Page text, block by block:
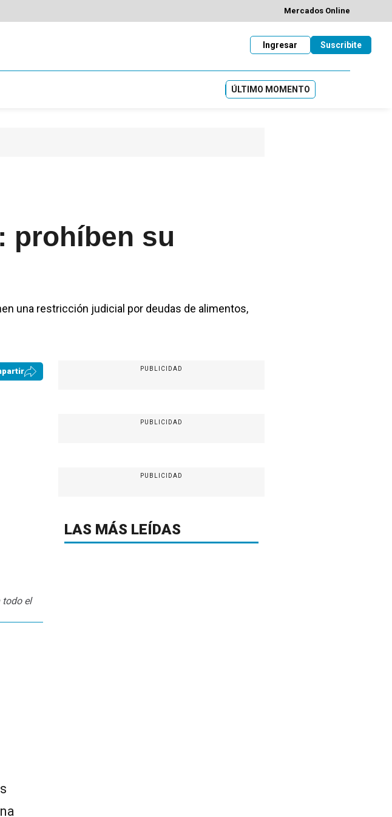
Mercados Online
Suscribite
Ingresar
ÚLTIMO MOMENTO
prohíben su
una restricción judicial por deudas de alimentos,
todo el
PUBLICIDAD
PUBLICIDAD
PUBLICIDAD
LAS MÁS LEÍDAS